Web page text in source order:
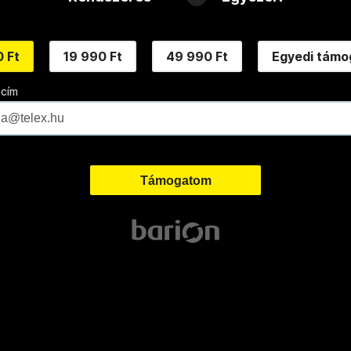
Ft 19 990 Ft 49 990 Ft Egyedi